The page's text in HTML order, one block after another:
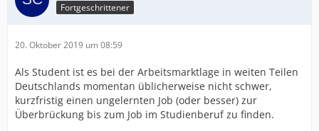
Fortgeschrittener
20. Oktober 2019 um 08:59
Als Student ist es bei der Arbeitsmarktlage in weiten Teilen
Deutschlands momentan üblicherweise nicht schwer,
kurzfristig einen ungelernten Job (oder besser) zur
Überbrückung bis zum Job im Studienberuf zu finden.